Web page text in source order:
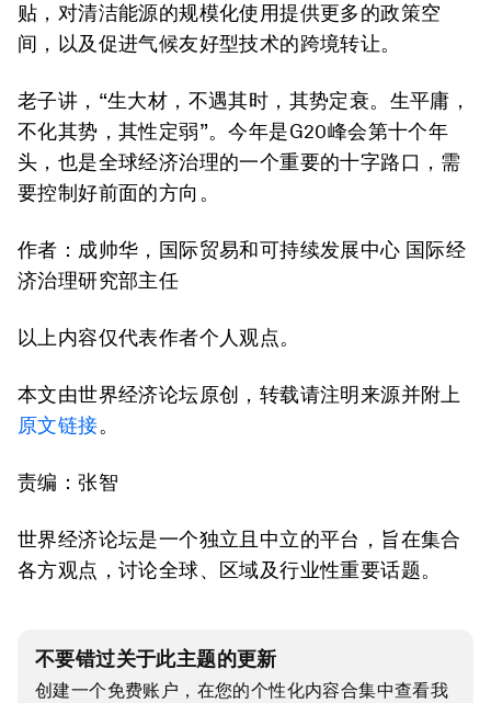
贴，对清洁能源的规模化使用提供更多的政策空
间，以及促进气候友好型技术的跨境转让。
老子讲，“生大材，不遇其时，其势定衰。生平庸，
不化其势，其性定弱”。今年是G20峰会第十个年
头，也是全球经济治理的一个重要的十字路口，需
要控制好前面的方向。
作者：成帅华，国际贸易和可持续发展中心 国际经
济治理研究部主任
以上内容仅代表作者个人观点。
本文由世界经济论坛原创，转载请注明来源并附上
原文链接。
责编：张智
世界经济论坛是一个独立且中立的平台，旨在集合
各方观点，讨论全球、区域及行业性重要话题。
不要错过关于此主题的更新
创建一个免费账户，在您的个性化内容合集中查看我